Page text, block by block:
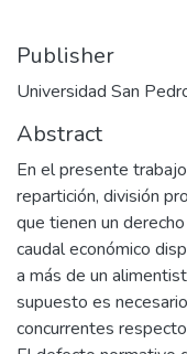
Publisher
Universidad San
Abstract
En el presente
repartición, división
que tienen un
caudal económico
a más de un
supuesto es
concurrentes